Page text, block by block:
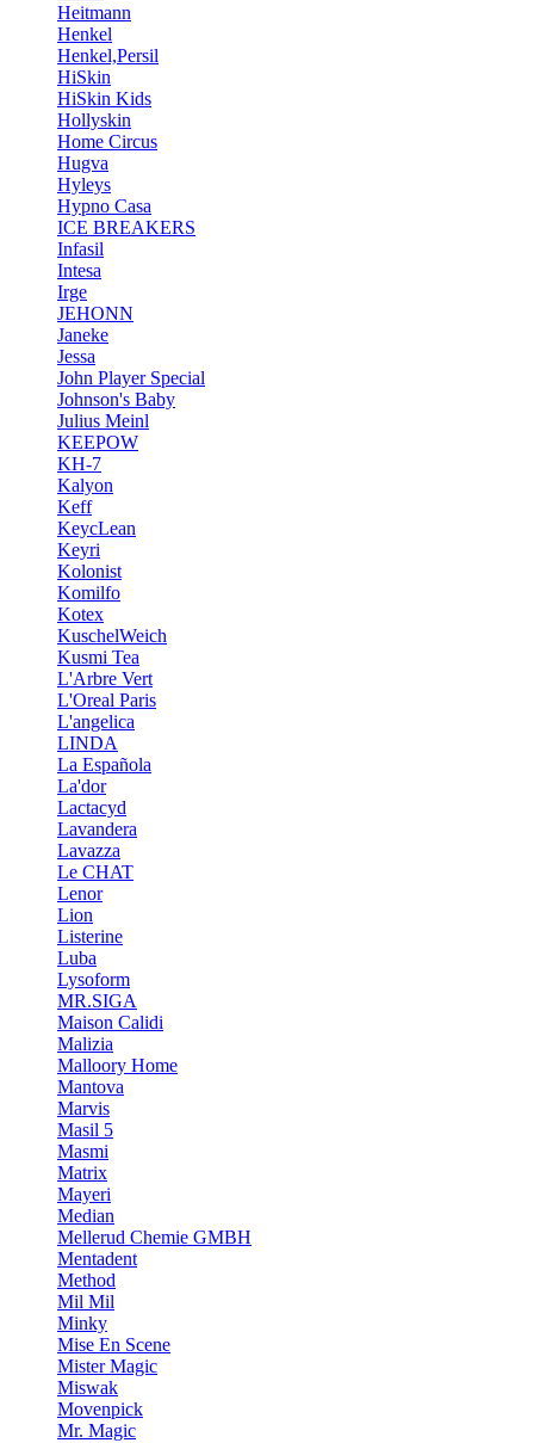
Heitmann
Henkel
Henkel,Persil
HiSkin
HiSkin Kids
Hollyskin
Home Circus
Hugva
Hyleys
Hypno Casa
ICE BREAKERS
Infasil
Intesa
Irge
JEHONN
Janeke
Jessa
John Player Special
Johnson's Baby
Julius Meinl
KEEPOW
KH-7
Kalyon
Keff
KeycLean
Keyri
Kolonist
Komilfo
Kotex
KuschelWeich
Kusmi Tea
L'Arbre Vert
L'Oreal Paris
L'angelica
LINDA
La Española
La'dor
Lactacyd
Lavandera
Lavazza
Le CHAT
Lenor
Lion
Listerine
Luba
Lysoform
MR.SIGA
Maison Calidi
Malizia
Malloory Home
Mantova
Marvis
Masil 5
Masmi
Matrix
Mayeri
Median
Mellerud Chemie GMBH
Mentadent
Method
Mil Mil
Minky
Mise En Scene
Mister Magic
Miswak
Movenpick
Mr. Magic